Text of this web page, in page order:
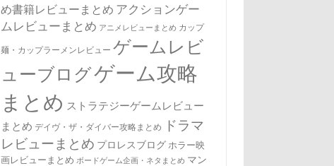
め書籍レビューまとめ アクションゲー
ムレビューまとめ アニメレビューまとめ カップ
麺・カップラーメンレビュー ゲームレビ
ューブログゲーム攻略
まとめ ストラテジーゲームレビュー
まとめ デイヴ・ザ・ダイバー攻略まとめ
ドラマ
レビューまとめ プロレスブログ ホラー映
画レビューまとめ ボードゲーム企画・ネタまとめ マン